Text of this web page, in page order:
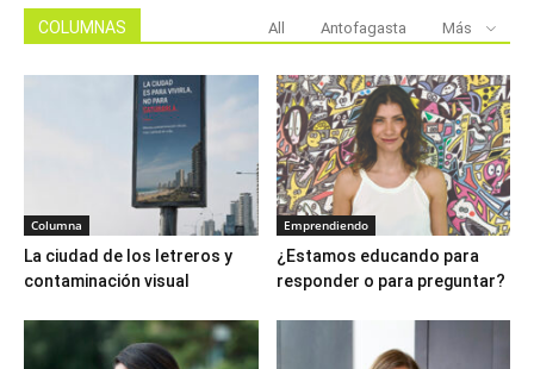
COLUMNAS All Antofagasta Más
Columna
La ciudad de los letreros y
contaminación visual
Emprendiendo
¿Estamos educando para
responder o para preguntar?